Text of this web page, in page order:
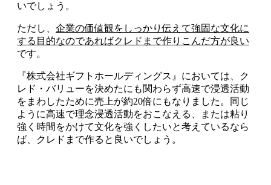
いでしょう。
ただし、 企業の価値観をしっかり伝えて強固な文化に
する目的なのであればクレドまで作りこんだ方が良い
です。
『株式会社ギフトホールディングス』においては、ク
レド・バリューを決めたにも関わらず高速で浸透活動
をまわしたために売上が約20倍にもなりました。同じ
ように高速で理念浸透活動をおこなえる、または粘り
強く時間をかけて文化を強くしたいと考えているなら
ば、クレドまで作ると良いでしょう。